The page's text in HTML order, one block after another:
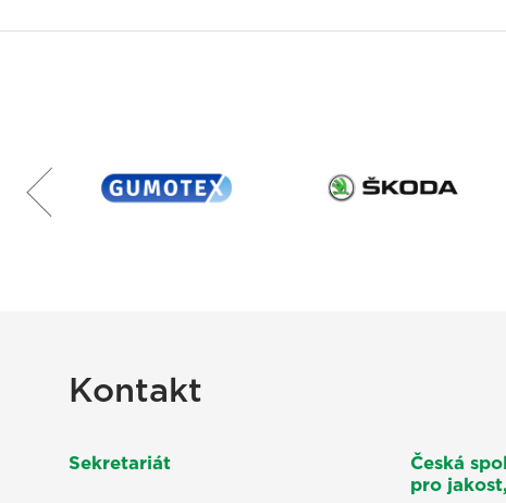
Kontakt
Sekretariát
Česká
pro